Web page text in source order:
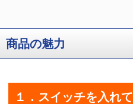
商品の魅力
１．スイッチを入れ